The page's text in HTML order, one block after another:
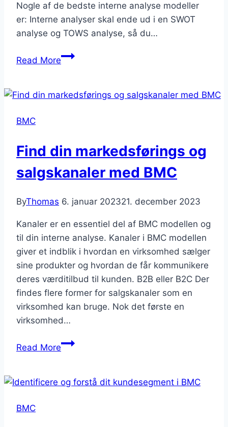
Nogle af de bedste interne analyse modeller
er: Interne analyser skal ende ud i en SWOT
analyse og TOWS analyse, så du…
Read MoreGuide
perfekte
BMC
Find din markedsførings og
salgskanaler med BMC
ByThomas 6. januar 202321. december 2023
Kanaler er en essentiel del af BMC modellen og
til din interne analyse. Kanaler i BMC modellen
giver et indblik i hvordan en virksomhed sælger
sine produkter og hvordan de får kommunikere
deres værditilbud til kunden. B2B eller B2C Der
findes flere former for salgskanaler som en
virksomhed kan bruge. Nok det første en
virksomhed…
Read MoreFind
og
BMC